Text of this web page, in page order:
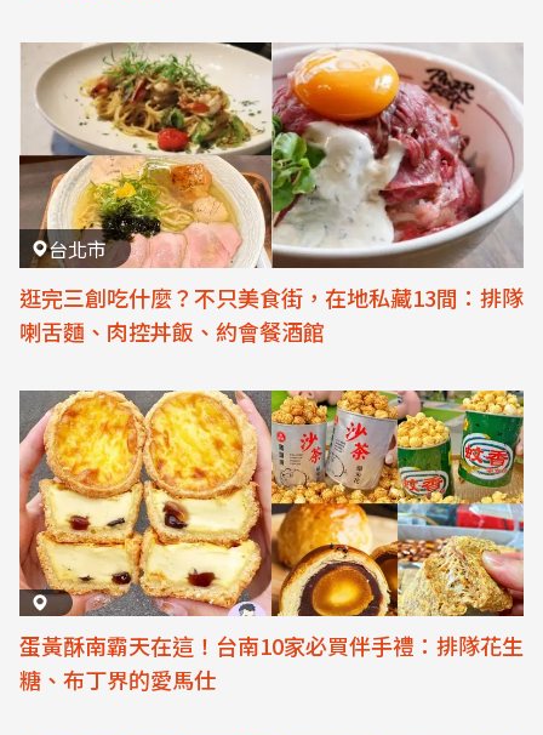
台北市
逛完三創吃什麼？不只美食街，在地私藏13間：排隊
喇舌麵、肉控丼飯、約會餐酒館
蛋黃酥南霸天在這！台南10家必買伴手禮：排隊花生
糖、布丁界的愛馬仕